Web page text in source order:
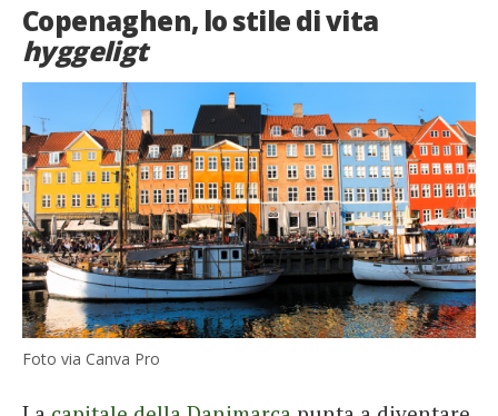
Copenaghen, lo stile di vita
hyggeligt
Foto via Canva Pro